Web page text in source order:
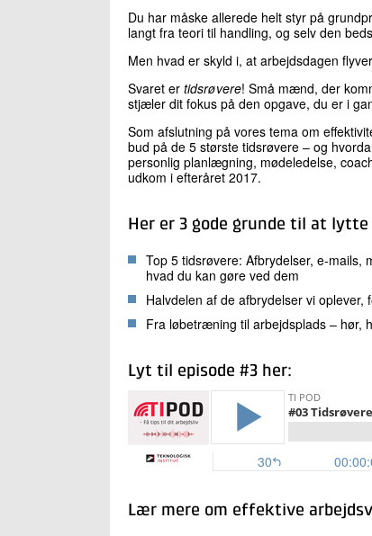
Du har måske allerede helt styr på
langt fra teori til handling, og selv den
Men hvad er skyld i, at arbejdsdagen
Svaret er tidsrøvere! Små mænd, der
stjæler dit fokus på den opgave, du er i
Som afslutning på vores tema om
bud på de 5 største tidsrøvere – og
personlig planlægning, mødeledelse,
udkom i efteråret 2017.
Her er 3 gode grunde til at lytte
Top 5 tidsrøvere: Afbrydelser, e-mails,
hvad du kan gøre ved dem
Halvdelen af de afbrydelser vi
Fra løbetræning til arbejdsplads – hør,
Lyt til episode #3 her:
Lær mere om effektive